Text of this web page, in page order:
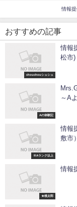
情報
おすすめの記事
chouchouシュシュ
情報
松市)
Aの体験記
～A
※Aランク以上
情報
敷市）
★桃太郎
情報